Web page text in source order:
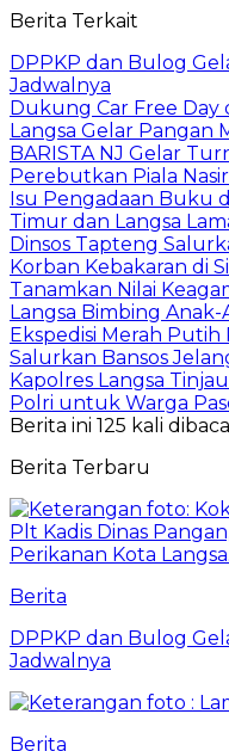
Berita Terkait
DPPKP dan Bulog
Jadwalnya
Dukung Car Free Day
Langsa Gelar Pangan
BARISTA NJ Gelar
Perebutkan Piala
Isu Pengadaan Buku
Timur dan Langsa
Dinsos Tapteng
Korban Kebakaran di
Tanamkan Nilai
Langsa Bimbing
Ekspedisi Merah Putih
Salurkan Bansos
Kapolres Langsa
Polri untuk Warga
Berita ini 125 kali dibaca
Berita Terbaru
Berita
DPPKP dan Bulog
Jadwalnya
Berita